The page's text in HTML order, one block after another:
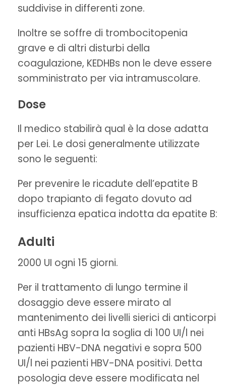
suddivise in differenti zone.
Inoltre se soffre di trombocitopenia
grave e di altri disturbi della
coagulazione, KEDHBs non le deve essere
somministrato per via intramuscolare.
Dose
Il medico stabilirà qual è la dose adatta
per Lei. Le dosi generalmente utilizzate
sono le seguenti:
Per prevenire le ricadute dell’epatite B
dopo trapianto di fegato dovuto ad
insufficienza epatica indotta da epatite B:
Adulti
2000 UI ogni 15 giorni.
Per il trattamento di lungo termine il
dosaggio deve essere mirato al
mantenimento dei livelli sierici di anticorpi
anti HBsAg sopra la soglia di 100 UI/l nei
pazienti HBV-DNA negativi e sopra 500
UI/l nei pazienti HBV-DNA positivi. Detta
posologia deve essere modificata nel